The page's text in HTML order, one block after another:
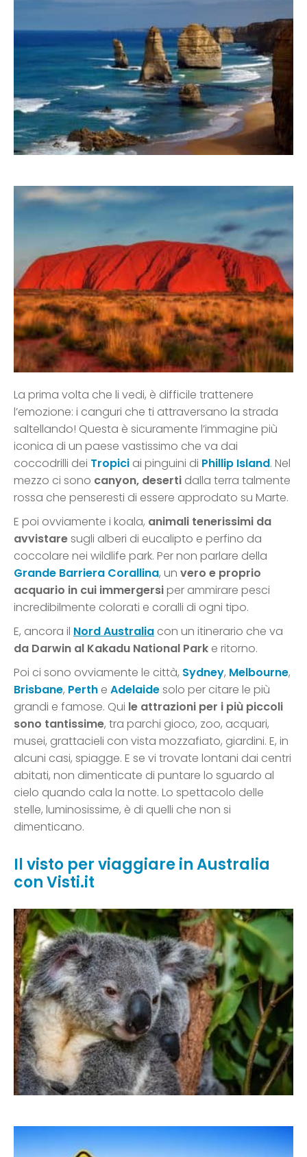
La prima volta che li vedi, è difficile trattenere
l’emozione: i canguri che ti attraversano la strada
saltellando! Questa è sicuramente l’immagine più
iconica di un paese vastissimo che va dai
coccodrilli dei Tropici ai pinguini di Phillip Island. Nel
mezzo ci sono canyon, deserti dalla terra talmente
rossa che penseresti di essere approdato su Marte.
E poi ovviamente i koala, animali tenerissimi da
avvistaresugli alberi di eucalipto e perfino da
coccolare nei wildlife park. Per non parlare della
Grande Barriera Corallina, un vero e proprio
acquario in cui immergersiper ammirare pesci
incredibilmente colorati e coralli di ogni tipo.
E, ancora il Nord Australia con un itinerario che va
da Darwin al Kakadu National Park e ritorno.
Poi ci sono ovviamente le città, Sydney, Melbourne,
Brisbane, Perth e Adelaidesolo per citare le più
grandi e famose. Qui le attrazioni per i più piccoli
sono tantissime, tra parchi gioco, zoo, acquari,
musei, grattacieli con vista mozzafiato, giardini. E, in
alcuni casi, spiagge. E se vi trovate lontani dai centri
abitati, non dimenticate di puntare lo sguardo al
cielo quando cala la notte. Lo spettacolo delle
stelle, luminosissime, è di quelli che non si
dimenticano.
Il visto per viaggiare in Australia
con Visti.it